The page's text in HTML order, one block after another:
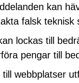
kan
falsk
lockas till
pengar till
webbplatser